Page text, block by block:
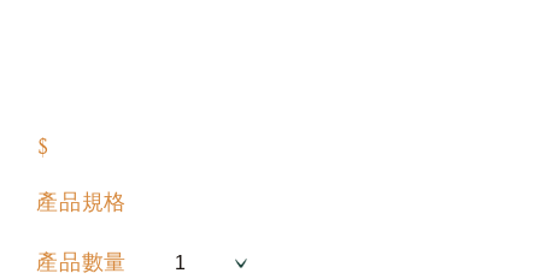
$
產品規格
產品數量